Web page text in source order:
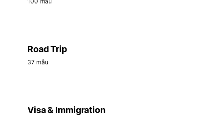
Road Trip
37 mẫu
Visa & Immigration